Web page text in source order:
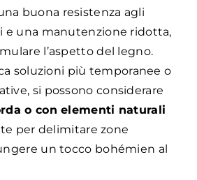
buona resistenza agli
e una manutenzione ridotta,
l’aspetto del legno.
soluzioni più temporanee o
si possono considerare
o con elementi naturali
per delimitare zone
un tocco bohémien al